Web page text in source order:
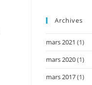
Archives
mars 2021 (1)
mars 2020(1)
mars 2017(1)